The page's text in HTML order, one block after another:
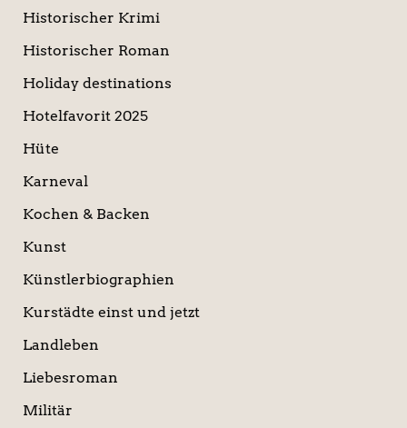
Historischer Krimi
Historischer Roman
Holiday destinations
Hotelfavorit 2025
Hüte
Karneval
Kochen & Backen
Kunst
Künstlerbiographien
Kurstädte einst und jetzt
Landleben
Liebesroman
Militär